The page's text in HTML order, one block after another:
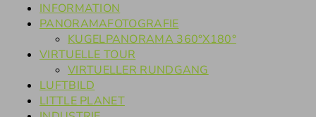
INFORMATION
PANORAMAFOTOGRAFIE
KUGELPANORAMA 360°X180°
VIRTUELLE TOUR
VIRTUELLER RUNDGANG
LUFTBILD
LITTLE PLANET